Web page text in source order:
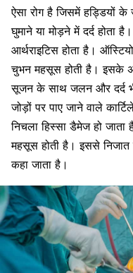
ऐसा रोग है जिसमें हड्डियों
घुमाने या मोड़ने में दर्द होता
आर्थराइटिस होता है।
चुभन महसूस होती है। इसके
सूजन के साथ जलन और दर्द भी
जोड़ों पर पाए जाने वाले
निचला हिस्सा डैमेज हो
महसूस होती है। इससे निजात
कहा जाता है ।